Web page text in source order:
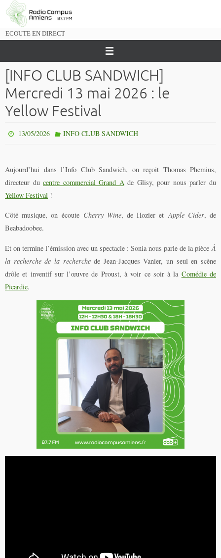
Passer
vers
ECOUTE EN DIRECT
[INFO CLUB SANDWICH]
Mercredi 13 mai 2026 : le
Yellow Festival
13/05/2026 INFO CLUB SANDWICH
Aujourd’hui dans l’Info Club Sandwich, on reçoit Thomas Phemius,
directeur ducentre commercial Grand Ade Glisy, pour nous parler du
Yellow Festival !
Côté musique, on écoute Cherry Wine, de Hozier etApple Cider, de
Beabadoobee.
Et on termine l’émission avec un spectacle : Sonia nous parle de la pièceÀ
la recherche de la recherchede Jean-Jacques Vanier, un seul en scène
drôle et inventif sur l’œuvre de Proust, à voir ce soir à la Comédie de
Picardie.